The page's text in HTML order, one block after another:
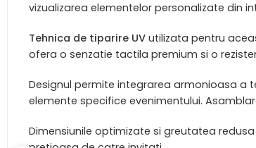
vizualizarea elementelor personalizate din
Tehnica de tiparire UV utilizata pentru
ofera o senzatie tactila premium si o
Designul permite integrarea armonioasa a
elemente specifice evenimentului.
Dimensiunile optimizate si greutatea